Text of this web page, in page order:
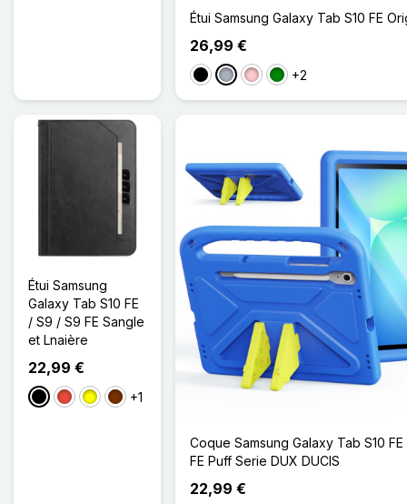
Étui Samsung Galaxy Tab S10 FE
26,99 €
NoirGris RoseVert+2
Étui Samsung
Galaxy Tab S10 FE
/ S9 / S9 FE Sangle
et Lnaière
22,99 €
NoirRougeJauneCafé+1
Coque Samsung Galaxy Tab S10
FE Puff Serie DUX DUCIS
22,99 €